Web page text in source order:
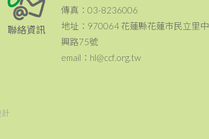
聯絡資訊
傳真：03-8236006
地址：970064 花蓮縣花蓮市民立里中
興路75號
email：hl@ccf.org.tw